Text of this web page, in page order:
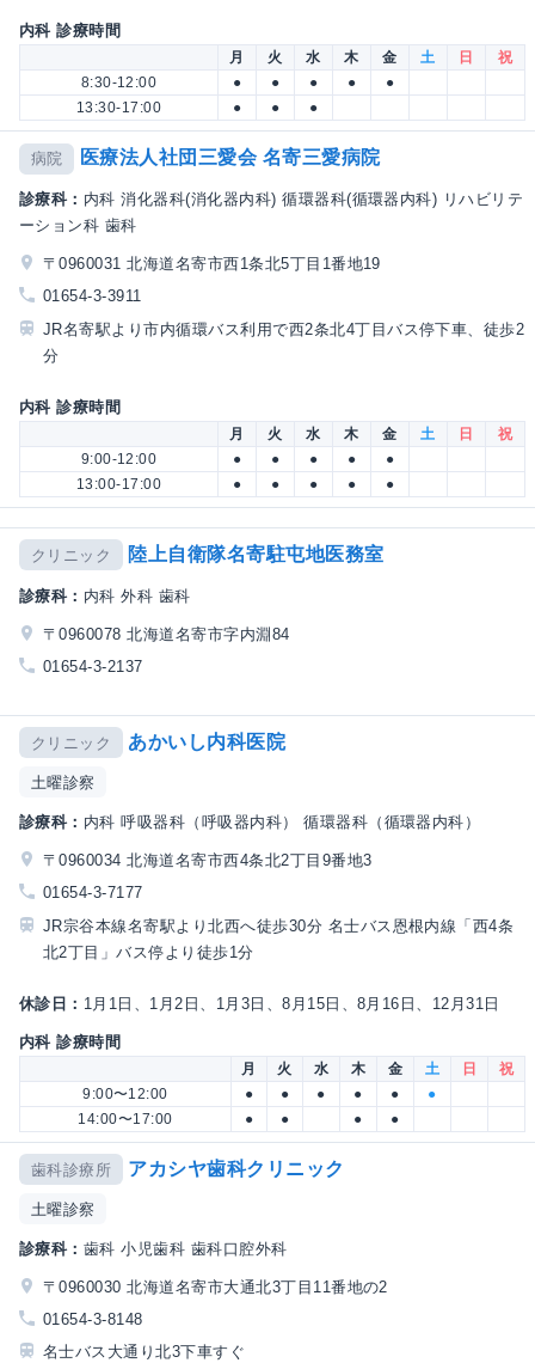
内科 診療時間
月 火 水 木 金 土 日
祝
8:30-12:00
● ● ● ●
●
13:30-17:00
● ● ●
病院 医療法人社団三愛会 名寄三愛病院
診療科： 内科 消化器科(消化器内科) 循環器科(循環器内科) リハビリテ
ーション科 歯科
〒0960031 北海道名寄市西1条北5丁目1番地19
01654-3-3911
JR名寄駅より市内循環バス利用で西2条北4丁目バス停下車、徒歩2
分
内科 診療時間
月 火 水 木 金 土 日
祝
9:00-12:00
● ● ● ●
●
13:00-17:00
● ● ● ● ●
クリニック 陸上自衛隊名寄駐屯地医務室
診療科： 内科 外科 歯科
〒0960078 北海道名寄市字内淵84
01654-3-2137
クリニック あかいし内科医院
土曜診察
診療科： 内科 呼吸器科（呼吸器内科） 循環器科（循環器内科）
〒0960034 北海道名寄市西4条北2丁目9番地3
01654-3-7177
JR宗谷本線名寄駅より北西へ徒歩30分 名士バス恩根内線「西4条
北2丁目」バス停より徒歩1分
休診日： 1月1日、1月2日、1月3日、8月15日、8月16日、12月31日
内科 診療時間
月 火 水 木 金 土 日
祝
9:00〜12:00
● ● ● ● ●
●
14:00〜17:00
● ● ● ●
歯科診療所 アカシヤ歯科クリニック
土曜診察
診療科： 歯科 小児歯科 歯科口腔外科
〒0960030 北海道名寄市大通北3丁目11番地の2
01654-3-8148
名士バス大通り北3下車すぐ